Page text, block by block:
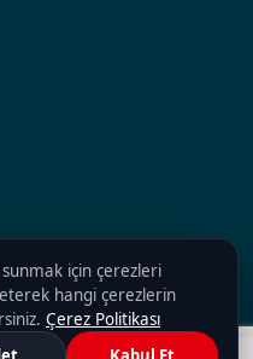
Yılmaz Boru Profil A.Ş. |
için çerezleri
hangi çerezlerin
Çerez Politikası